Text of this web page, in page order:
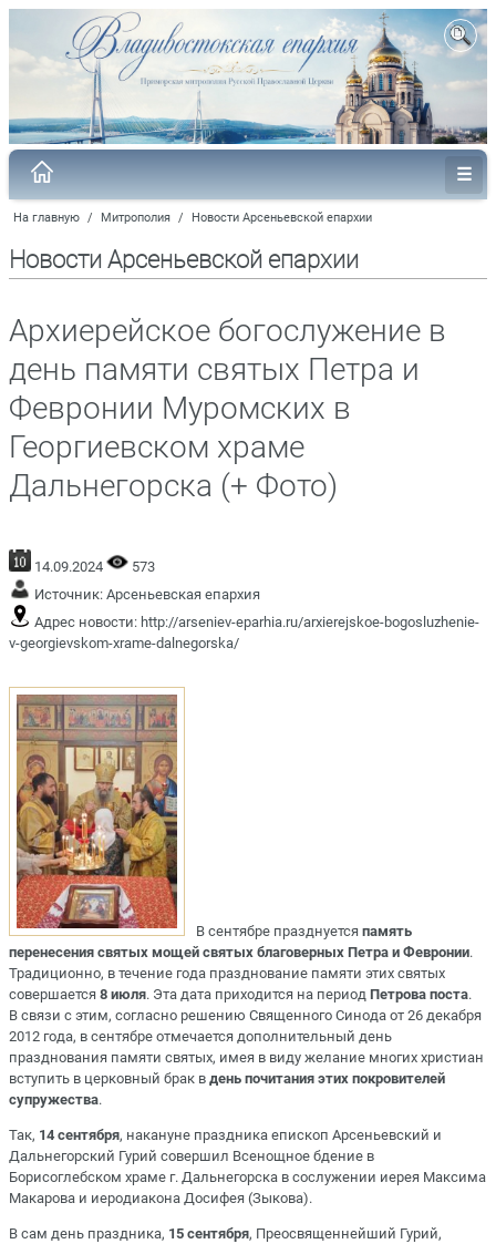
На главную / Митрополия / Новости Арсеньевской епархии
Новости Арсеньевской епархии
Архиерейское богослужение в
день памяти святых Петра и
Февронии Муромских в
Георгиевском храме
Дальнегорска (+ Фото)
14.09.2024
573
Источник: Арсеньевская епархия
Адрес новости: http://arseniev-eparhia.ru/arxierejskoe-bogosluzhenie-
v-georgievskom-xrame-dalnegorska/
В сентябре празднуется память
перенесения святых мощей святых благоверных Петра и Февронии.
Традиционно, в течение года празднование памяти этих святых
совершается 8 июля. Эта дата приходится на период Петрова поста.
В связи с этим, согласно решению Священного Синода от 26 декабря
2012 года, в сентябре отмечается дополнительный день
празднования памяти святых, имея в виду желание многих христиан
вступить в церковный брак в день почитания этих покровителей
супружества.
Так, 14 сентября, накануне праздника епископ Арсеньевский и
Дальнегорский Гурий совершил Всенощное бдение в
Борисоглебском храме г. Дальнегорска в сослужении иерея Максима
Макарова и иеродиакона Досифея (Зыкова).
В сам день праздника, 15 сентября, Преосвященнейший Гурий,